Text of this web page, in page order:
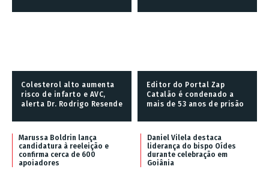
Colesterol alto aumenta
risco de infarto e AVC,
alerta Dr. Rodrigo Resende
Editor do Portal Zap
Catalão é condenado a
mais de 53 anos de prisão
Marussa Boldrin lança
candidatura à reeleição e
confirma cerca de 600
apoiadores
Daniel Vilela destaca
liderança do bispo Oídes
durante celebração em
Goiânia